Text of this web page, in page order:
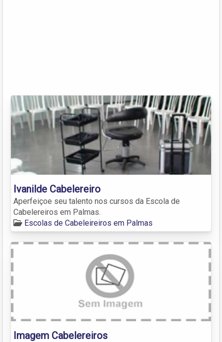
Ivanilde Cabelereiro
Aperfeiçoe seu talento nos cursos da Escola de
Cabelereiros em Palmas.
Escolas de Cabeleireiros em Palmas
Imagem Cabelereiros